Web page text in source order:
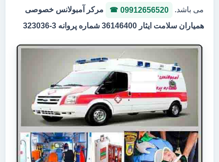
می باشد.
09912656520
مرکر آمبولانس خصوصی
همیاران سلامت ایثار 36146400 شماره پروانه 3-323036